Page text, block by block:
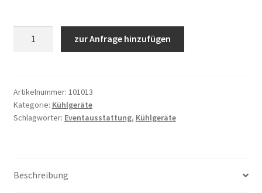
zur Anfrage hinzufügen
Artikelnummer: 101013
Kategorie: Kühlgeräte
Schlagwörter: Eventausstattung, Kühlgeräte
Beschreibung